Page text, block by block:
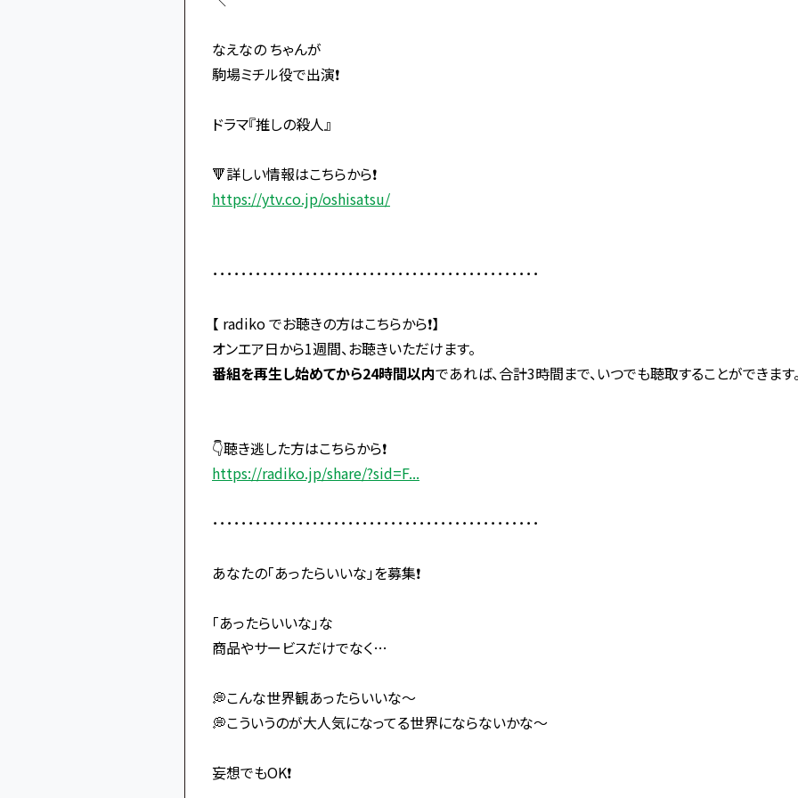
なえなの ちゃんが
駒場ミチル役で出演❗️
ドラマ『推しの殺人』
🔻詳しい情報はこちらから❗️
https://ytv.co.jp/oshisatsu/
･･････････････････････････････････････････････
【 radiko でお聴きの方はこちらから❗️】
オンエア日から1週間、お聴きいただけます。
番組を再生し始めてから24時間以内であれば、合計3時間まで、いつでも聴取することができます
👇聴き逃した方はこちらから❗️
https://radiko.jp/share/?sid=F...
･･････････････････････････････････････････････
あなたの「あったらいいな」を募集❗️
「あったらいいな」な
商品やサービスだけでなく…
💭こんな世界観あったらいいな〜
💭こういうのが大人気になってる世界にならないかな〜
妄想でもOK❗️